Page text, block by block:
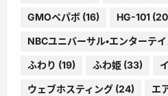
GMOペパボ (16) HG-101
NBCユニバーサル・エンターテ
ふわり (19) ふわ姫 (33)
ウェブホスティング (24) エ